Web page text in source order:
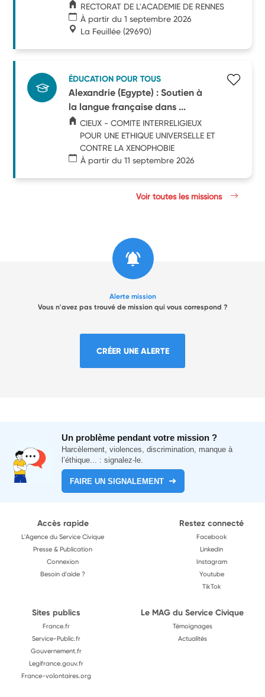
RECTORAT DE L'ACADEMIE DE RENNES
À partir du 1 septembre 2026
La Feuillée (29690)
ÉDUCATION POUR TOUS
Alexandrie (Egypte) : Soutien à
la langue française dans ...
CIEUX - COMITE INTERRELIGIEUX
POUR UNE ETHIQUE UNIVERSELLE ET
CONTRE LA XENOPHOBIE
À partir du 11 septembre 2026
Voir toutes les missions
Alerte mission
Vous n'avez pas trouvé de mission qui vous correspond ?
CRÉER UNE ALERTE
Un problème pendant votre mission ?
Harcèlement, violences, discrimination, manque à
l’éthique... : signalez-le.
FAIRE UN SIGNALEMENT
Accès rapide
L'Agence du Service Civique
Presse & Publication
Connexion
Besoin d'aide ?
Restez connecté
Facebook
Linkedin
Instagram
Youtube
TikTok
Sites publics
France.fr
Service-Public.fr
Gouvernement.fr
Legifrance.gouv.fr
France-volontaires.org
Le MAG du Service Civique
Témoignages
Actualités